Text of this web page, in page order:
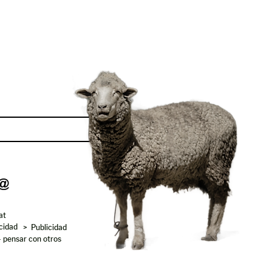
Enviar
> Publicidad
pensar con otros